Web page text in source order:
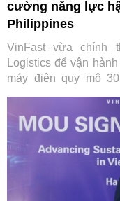
cường năng lực
Philippines
VinFast vừa chính
Logistics để vận
máy điện quy mô
toàn cầu của hãng
cho hệ sinh thái di
đảo.